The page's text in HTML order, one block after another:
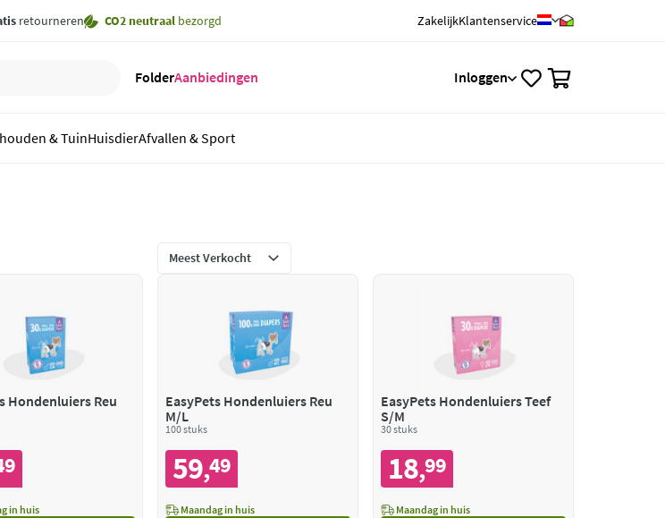
retourneren CO2 neutraal bezorgd ZakelijkKlantenservice
FolderAanbiedingen Inloggen
& TuinHuisdierAfvallen & Sport
Hondenluiers Reu
in huis
EasyPets Hondenluiers Reu
M/L
100 stuks
59,49
Maandag in huis
EasyPets Hondenluiers Teef
S/M
30 stuks
18,99
Maandag in huis